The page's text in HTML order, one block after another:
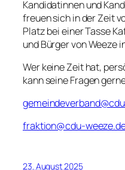
Kandidatinnen und
freuen sich in der Zeit
Platz bei einer Tasse
und Bürger von Weeze
Wer keine Zeit hat,
kann seine Fragen
fraktion@cdu-
23. August 2025